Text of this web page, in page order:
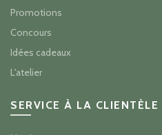
Promotions
Concours
Idées cadeaux
L'atelier
SERVICE À LA CLIENTÈLE